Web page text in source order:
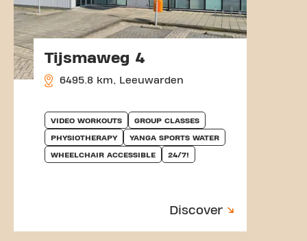
Tijsmaweg 4
6495.8 km, Leeuwarden
VIDEO WORKOUTS GROUP CLASSES
PHYSIOTHERAPY YANGA SPORTS WATER
WHEELCHAIR ACCESSIBLE 24/7!
Discover